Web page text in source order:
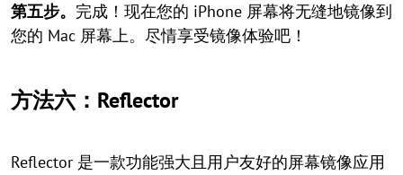
第五步。 完成！现在您的 iPhone 屏幕将无缝地镜像到
您的 Mac 屏幕上。尽情享受镜像体验吧！
方法六：Reflector
Reflector 是一款功能强大且用户友好的屏幕镜像应用